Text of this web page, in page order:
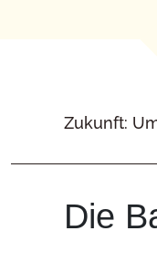
Zukunft:
Die